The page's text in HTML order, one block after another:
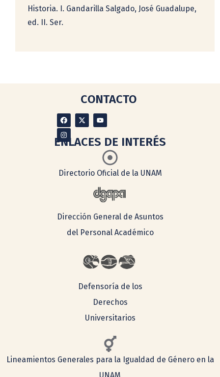
Historia. I. Gandarilla Salgado, José Guadalupe,
ed. II. Ser.
CONTACTO
ENLACES DE INTERÉS
Directorio Oficial de la UNAM
Dirección General de Asuntos
del Personal Académico
Defensoría de los
Derechos
Universitarios
Lineamientos Generales para la Igualdad de Género en la
UNAM